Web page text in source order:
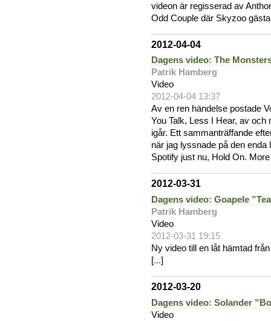
videon är regisserad av
Odd Couple där Skyzoo
2012-04-04
Dagens video: The
Patrik Hamberg
Video
2012-04-04 13:37
Av en ren händelse postade
You Talk, Less I Hear, av
igår. Ett sammanträffande
när jag lyssnade på den
Spotify just nu, Hold On.
2012-03-31
Dagens video: Goapele
Patrik Hamberg
Video
2012-03-31 19:15
Ny video till en låt hämtad
[...]
2012-03-20
Dagens video: Solander
Video